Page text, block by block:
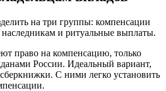
на три группы: компенсации
и ритуальные выплаты.
право на компенсацию, только
России. Идеальный вариант,
С ними легко установить